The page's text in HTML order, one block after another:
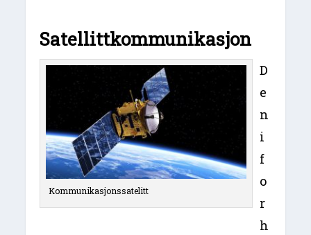
Satellittkommunikasjon
Kommunikasjonssatelitt
D
e
n
i
f
o
r
h